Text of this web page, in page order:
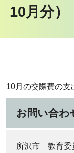
10月分）
10月の交際費の支
お問い合わ
所沢市 教育委